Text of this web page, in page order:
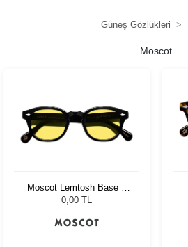
Güneş Gözlükleri
Moscot
Moscot Lemtosh Base 2
Sun 49 Black Mellow
0,00 TL